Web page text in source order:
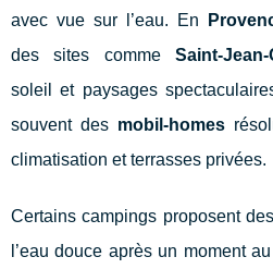
avec vue sur l’eau. En
des sites commeSaint-
soleil et paysages
souvent des mobil-homes
climatisation et terrasses privées.
Certains campings proposent des
l’eau douce après un moment au